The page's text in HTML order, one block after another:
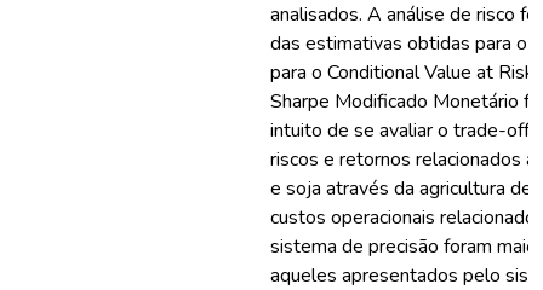
analisados. A análise de risco
das estimativas obtidas para o
para o Conditional Value at
Sharpe Modificado Monetário
intuito de se avaliar o trade-off
riscos e retornos relacionados
e soja através da agricultura de
custos operacionais
sistema de precisão foram
aqueles apresentados pelo